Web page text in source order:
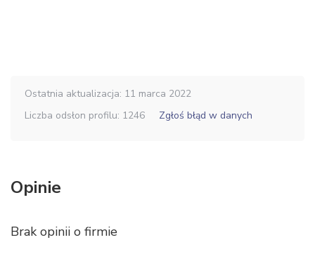
Ostatnia aktualizacja: 11 marca 2022
Liczba odsłon profilu: 1246
Zgłoś błąd w danych
Opinie
Brak opinii o firmie